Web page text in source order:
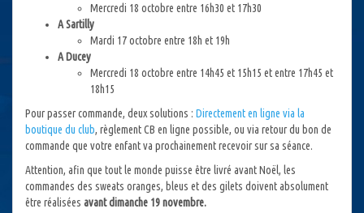
Mercredi 18 octobre entre 16h30 et 17h30
A Sartilly
Mardi 17 octobre entre 18h et 19h
A Ducey
Mercredi 18 octobre entre 14h45 et 15h15 et entre 17h45 et
18h15
Pour passer commande, deux solutions : Directement en ligne via la
boutique du club, règlement CB en ligne possible, ou via retour du bon de
commande que votre enfant va prochainement recevoir sur sa séance.
Attention, afin que tout le monde puisse être livré avant Noël, les
commandes des sweats oranges, bleus et des gilets doivent absolument
être réalisées avant dimanche 19 novembre.